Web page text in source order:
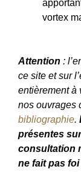
vortex
Attention :
ce site et sur
entièrement à
nos ouvrages
bibliographie.
présentes
consultation
ne fait pas